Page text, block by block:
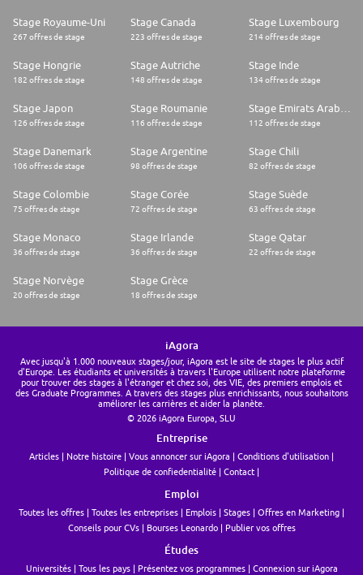
Stage Royaume-Uni
267 offres de stage
Stage Canada
223 offres de stage
Stage Luxembourg
214 offres de stage
Stage Hongrie
182 offres de stage
Stage Autriche
148 offres de stage
Stage Inde
134 offres de stage
Stage Japon
126 offres de stage
Stage Roumanie
116 offres de stage 112 offres de stage
Stage Danemark
106 offres de stage
Stage Argentine
98 offres de stage
Stage Chili
82 offres de stage
Stage Colombie
75 offres de stage
Stage Corée
72 offres de stage
Stage Suède
63 offres de stage
Stage Monaco
36 offres de stage
Stage Irlande
36 offres de stage
Stage Qatar
22 offres de stage
Stage Norvège
20 offres de stage
Stage Grèce
18 offres de stage
iAgora
Avec jusqu'à 1.000 nouveaux stages/jour, iAgora est le site de stages le plus actif
d'Europe. Les étudiants et universités à travers l'Europe utilisent notre plateforme
pour trouver des stages à l'étranger et chez soi, des VIE, des premiers emplois et
des Graduate Programmes. A travers des stages plus enrichissants, nous souhaitons
améliorer les carrières et aider la planète.
© 2026 iAgora Europa, SLU
Entreprise
Articles Notre histoire Vous annoncer sur iAgora
Conditions d'utilisation
Politique de confiedentialité
Contact
Emploi
Toutes les offres Toutes les entreprises Emplois Stages
Offres en Marketing
Conseils pour CVs
Bourses Leonardo Publier vos offres
Études
Universités Tous les pays Présentez vos programmes Connexion sur iAgora